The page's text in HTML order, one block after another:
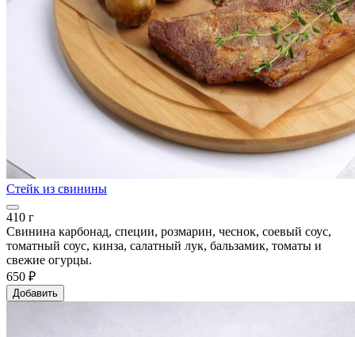
Стейк из свинины
410 г
Свинина карбонад, специи, розмарин, чеснок, соевый соус,
томатный соус, кинза, салатный лук, бальзамик, томаты и
свежие огурцы.
650 ₽
Добавить